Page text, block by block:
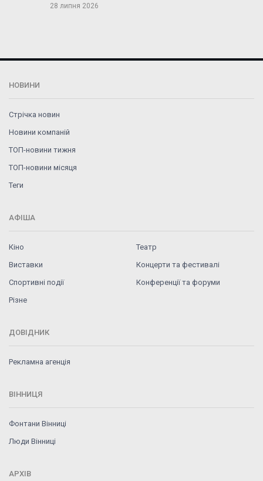
28 липня 2026
НОВИНИ
Стрічка новин
Новини компаній
ТОП-новини тижня
ТОП-новини місяця
Теги
АФІША
Кіно
Театр
Виставки
Концерти та фестивалі
Спортивні події
Конференції та форуми
Різне
ДОВІДНИК
Рекламна агенція
ВІННИЦЯ
Фонтани Вінниці
Люди Вінниці
АРХІВ